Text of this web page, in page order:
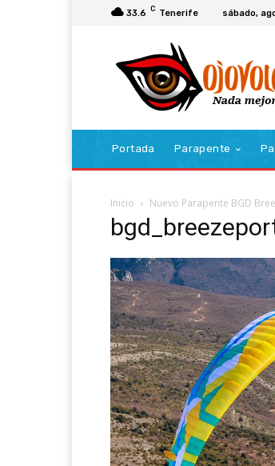
33.6 C Tenerife sábado,
Portada Parapente
Inicio Nuevo Parapente BGD